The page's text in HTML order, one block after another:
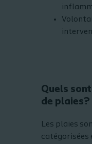
Quels
de plaies?
Les plaies
catégorisées